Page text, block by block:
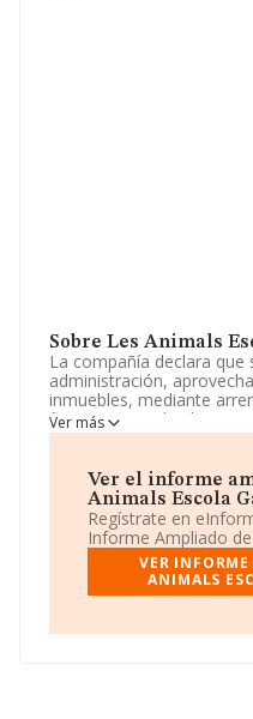
Sobre Les Animals
La compañía declara que
administración,
inmuebles, mediante
financiero - o de alguna
cualquiera que sea el
Sociedad Limitada. Tiene
n.c.o.p.'. La empresa no
exteriores.
De acuerdo con la
Comisión, de 6 de mayo
microempresas,
atendiendo a los datos
Ver más
Ver el informe
Animals Escola
Regístrate en
Informe Ampliado
VER
ANIMALS